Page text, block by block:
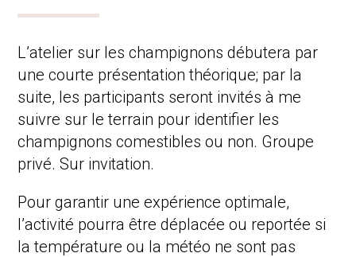
Manuscrit
Activités
Produits dérivés
L’atelier sur les champignons débutera par
une courte présentation théorique; par la
suite, les participants seront invités à me
suivre sur le terrain pour identifier les
champignons comestibles ou non. Groupe
privé. Sur invitation.
Pour garantir une expérience optimale,
l’activité pourra être déplacée ou reportée si
la température ou la météo ne sont pas